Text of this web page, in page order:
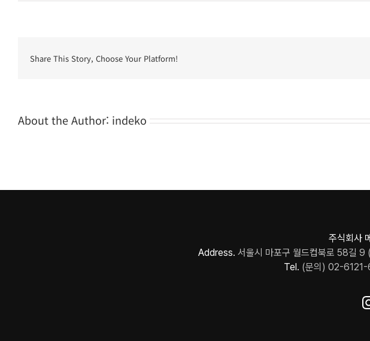
Share This Story, Choose Your Platform!
About the Author: indeko
주식회사
Address. 서울시 마포구 월드컵북로 58
Tel. (문의) 02-